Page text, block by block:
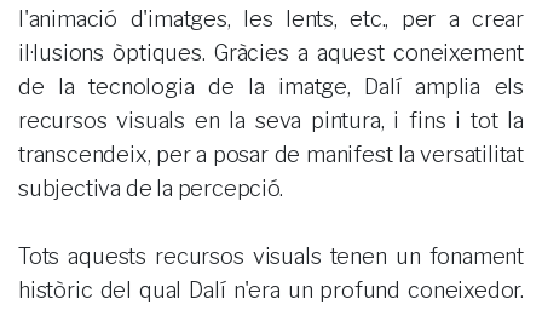
l'animació d'imatges, les lents, etc., per a crear
il·lusions òptiques. Gràcies a aquest coneixement
de la tecnologia de la imatge, Dalí amplia els
recursos visuals en la seva pintura, i fins i tot la
transcendeix, per a posar de manifest la versatilitat
subjectiva de la percepció.
Tots aquests recursos visuals tenen un fonament
històric del qual Dalí n'era un profund coneixedor.